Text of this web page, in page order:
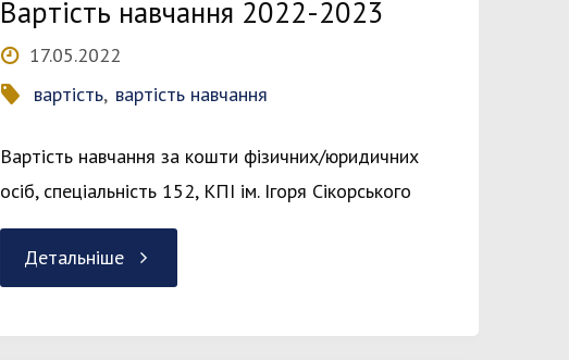
Вартість навчання 2022-2023
17.05.2022
вартість, вартість навчання
Вартість навчання за кошти фізичних/юридичних
осіб, спеціальність 152, КПІ ім. Ігоря Сікорського
Детальніше"Вартість